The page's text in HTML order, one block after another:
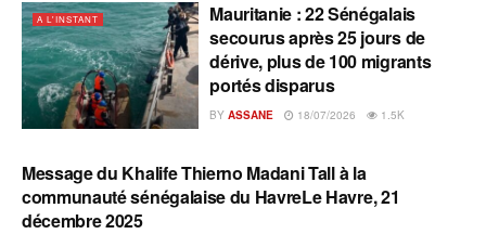
A L'INSTANT
Mauritanie : 22 Sénégalais
secourus après 25 jours de
dérive, plus de 100 migrants
portés disparus
BY ASSANE 18/07/2026 1.5K
A L'INSTANT
Message du Khalife Thierno Madani Tall à la
communauté sénégalaise du HavreLe Havre, 21
décembre 2025